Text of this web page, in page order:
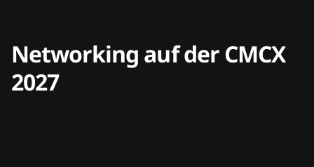
Networking auf der CMCX
2027